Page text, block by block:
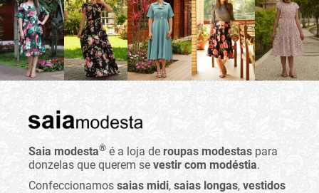
Saia modesta® é a loja de roupas modestas para
donzelas que querem se vestir com modéstia.
Confeccionamos saias midi, saias longas, vestidos